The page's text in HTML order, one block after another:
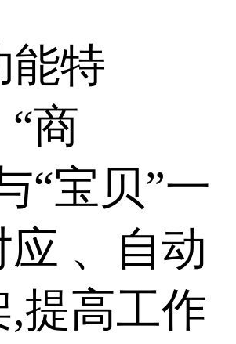
特
“商
“宝贝”一
应 、自动
,提高工作